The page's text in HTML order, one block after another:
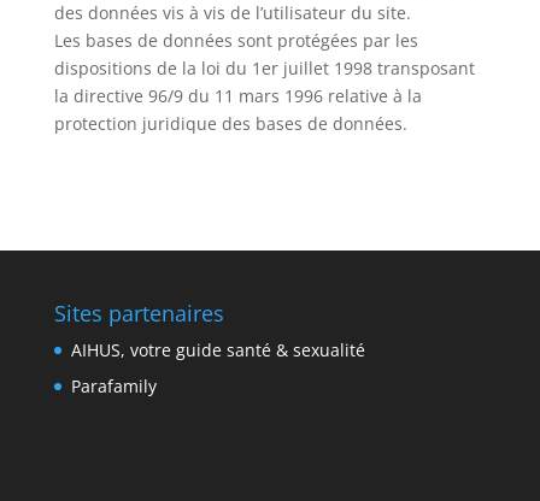
des données vis à vis de l’utilisateur du site.
Les bases de données sont protégées par les
dispositions de la loi du 1er juillet 1998 transposant
la directive 96/9 du 11 mars 1996 relative à la
protection juridique des bases de données.
Sites partenaires
AIHUS, votre guide santé & sexualité
Parafamily